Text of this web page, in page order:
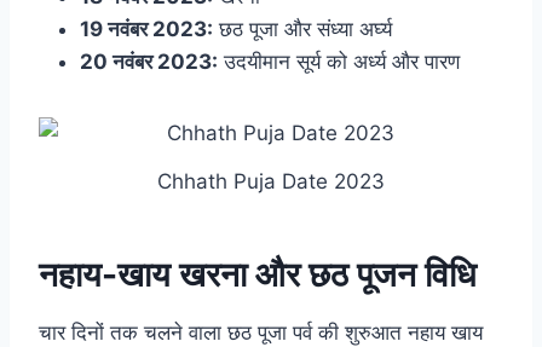
19 नवंबर 2023: छठ पूजा औरसंध्या अर्घ्य
20 नवंबर 2023: उदयीमान सूर्य को अर्ध्य और पारण
Chhath Puja Date 2023
नहाय-खाय खरना और छठ पूजन विधि
चार दिनों तक चलने वाला छठ पूजा पर्व की शुरुआत नहाय खाय